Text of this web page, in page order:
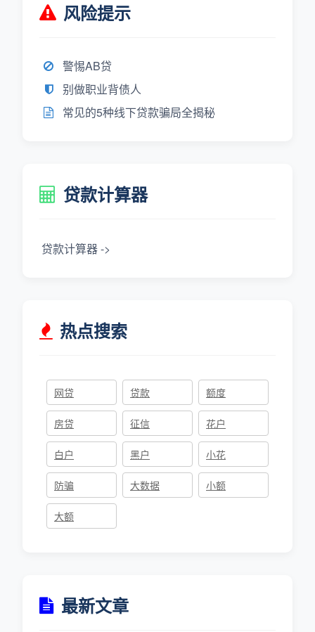
风险提示
警惕AB贷
别做职业背债人
常见的5种线下贷款骗局全揭秘
贷款计算器
贷款计算器 ->
热点搜索
网贷 贷款 额度
房贷 征信 花户
白户 黑户 小花
防骗 大数据 小额
大额
最新文章